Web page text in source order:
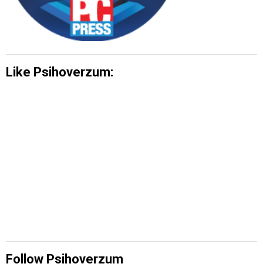
Like Psihoverzum:
Follow Psihoverzum